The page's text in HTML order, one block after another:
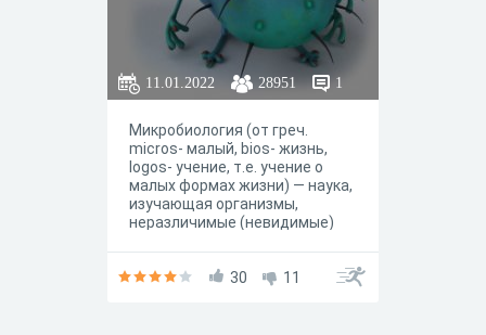
11.01.2022 28951 1
Микробиология (от греч.
micros- малый, bios- жизнь,
logos- учение, т.е. учение о
малых формах жизни) — наука,
изучающая организмы,
неразличимые (невидимые)
микроскопические размеры
30 11